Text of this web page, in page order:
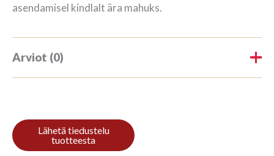
asendamisel kindlalt ära mahuks.
Arviot (0)
Kirjoita ensimmäinen arvio